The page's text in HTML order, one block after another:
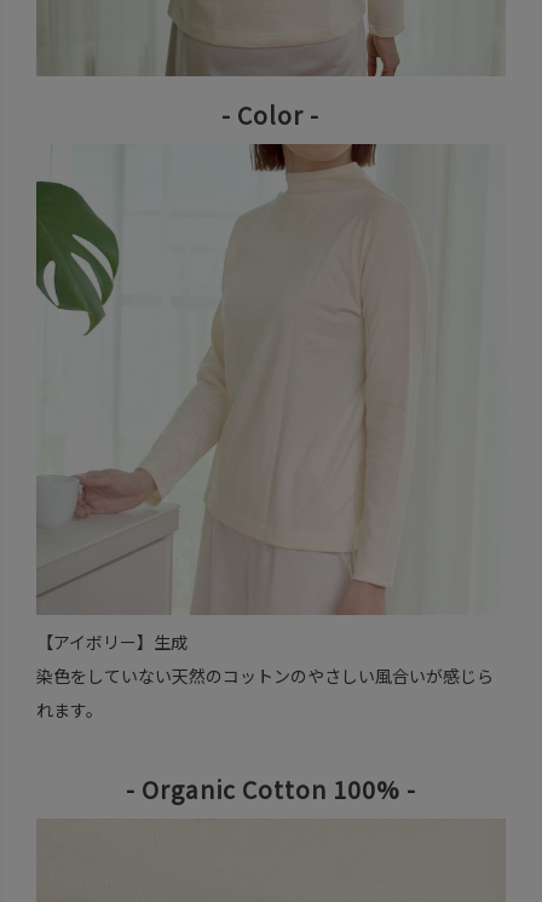
- Color -
【アイボリー】生成
染色をしていない天然のコットンのやさしい風合いが感じら
れます。
- Organic Cotton 100% -